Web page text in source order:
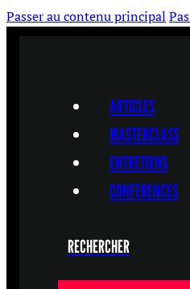
Passer au contenu principal
ARTICLES
MASTERCLASS
ENTRETIENS
CONFÉRENCES
RECHERCHER